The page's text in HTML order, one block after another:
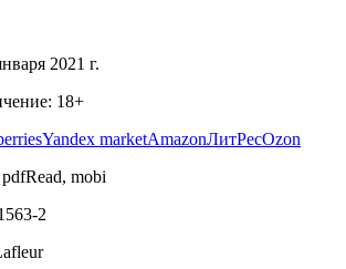
2021 г.
18+
Yandex marketAmazonЛитРесOzon
mobi
2